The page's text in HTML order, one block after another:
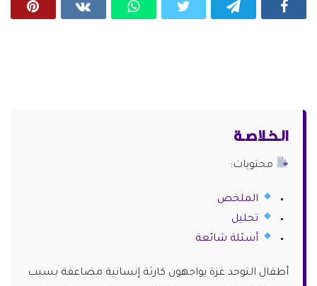
الـخـلاصـة
محتويات:
الملخص
تحليل
أسئلة شائعة
أطفال التوحد غزة يواجهون كارثة إنسانية مضاعفة بسبب